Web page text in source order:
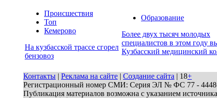
Происшествия
Топ
Кемерово
На кузбасской трассе сгорел
бензовоз
Образование
Более двух тысяч молодых
специалистов в этом году
Кузбасский медицинский
Контакты | Реклама на сайте | Создание сайта | 18+
Регистрационный номер СМИ: Серия ЭЛ № ФС 77 - 44486
Публикация материалов возможна с указанием